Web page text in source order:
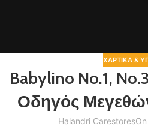
ΧΑΡΤΙΚΆ &
Babylino No.1,
Οδηγός
Halandri Carestores